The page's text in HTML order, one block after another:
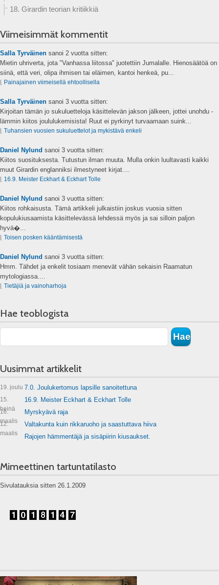
18. Girardin teorian kritiikkiä
Viimeisimmät kommentit
Salla Tyrväinen sanoi 2 vuotta sitten:
Mietin uhriverta, jota "Vanhassa liitossa" juotettiin Jumalalle. Hienosäätöä on
siinä, että veri, olipa ihmisen tai eläimen, kantoi henkeä, pu...
⌊ Painajainen viimeisellä ehtoollisella
Salla Tyrväinen sanoi 3 vuotta sitten:
Kirjoitan tämän jo sukuluetteloja käsittelevän jakson jälkeen, jottei unohdu -
lämmin kiitos joululukemisista! Ruut ei pyrkinyt turvaamaan suink...
⌊ Tuhansien vuosien sukuluettelot ja mykistävä enkeli
Daniel Nylund sanoi 3 vuotta sitten:
Kiitos suosituksesta. Tutustun ilman muuta. Mulla onkin luultavasti kaikki
muut Girardin englanniksi ilmestyneet kirjat....
⌊ 16.9. Meister Eckhart & Eckhart Tolle
Daniel Nylund sanoi 3 vuotta sitten:
Kiitos rohkaisusta. Tämä artikkeli julkaistiin joskus vuosia sitten
kopulukiusaamista käsittelevässä lehdessä myös ja sai silloin paljon
hyvä�...
⌊ Toisen posken kääntämisestä
Daniel Nylund sanoi 3 vuotta sitten:
Hmm. Tähdet ja enkelit tosiaam menevät vähän sekaisin Raamatun
mytologiassa....
⌊ Tietäjiä ja vainoharhoja
Hae teoblogista
Uusimmat artikkelit
19. joulu 7.0. Joulukertomus lapsille sanoitettuna
15.
heinä
16.9. Meister Eckhart & Eckhart Tolle
16.
maalis
Myrskyävä raja
12.
maalis
Valtakunta kuin rikkaruoho ja saastuttava hiiva
Rajojen hämmentäjä ja sisäpiirin kiusaukset.
Mimeettinen tartuntatilasto
Sivulatauksia sitten 26.1.2009